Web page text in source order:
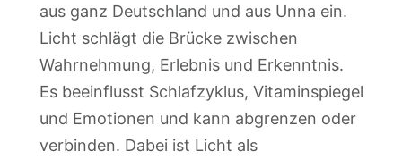
aus ganz Deutschland und aus Unna ein.
Licht schlägt die Brücke zwischen
Wahrnehmung, Erlebnis und Erkenntnis.
Es beeinflusst Schlafzyklus, Vitaminspiegel
und Emotionen und kann abgrenzen oder
verbinden. Dabei ist Licht als